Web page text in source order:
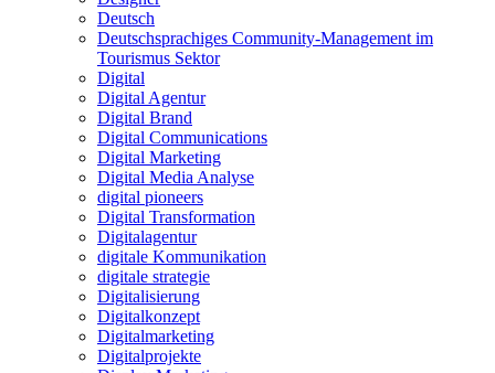
Deutsch
Deutschsprachiges Community-Management im
Tourismus Sektor
Digital
Digital Agentur
Digital Brand
Digital Communications
Digital Marketing
Digital Media Analyse
digital pioneers
Digital Transformation
Digitalagentur
digitale Kommunikation
digitale strategie
Digitalisierung
Digitalkonzept
Digitalmarketing
Digitalprojekte